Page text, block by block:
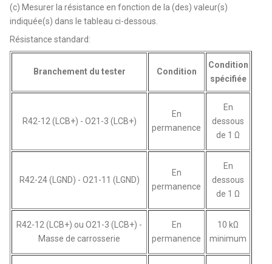
(c) Mesurer la résistance en fonction de la (des) valeur(s)
indiquée(s) dans le tableau ci-dessous.
Résistance standard:
Branchement du tester Condition
Condition
spécifiée
R42-12 (LCB+) - O21-3 (LCB+)
En
permanence
En
dessous
de 1 Ω
R42-24 (LGND) - O21-11 (LGND)
En
permanence
En
dessous
de 1 Ω
R42-12 (LCB+) ou O21-3 (LCB+) -
Masse de carrosserie
En
permanence
10 kΩ
minimum